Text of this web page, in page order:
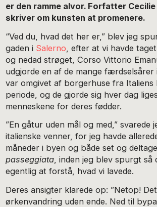
er den ramme alvor. Forfatter
skriver om kunsten at promenere.
“Ved du, hvad det her er,” blev jeg
gaden i Salerno , efter at vi havde
og nedad strøget, Corso Vittorio
udgjorde en af de mange færdselsårer
var omgivet af borgerhuse fra Italiens
periode, og de gjorde sig hver dag
menneskene for deres fødder.
”En gåtur uden mål og med,” svarede
italienske venner, for jeg havde
måneder i byen og både set og
passeggiata, inden jeg blev spurgt så
egentlig at forstå, hvad vi lavede.
Deres ansigter klarede op: ”Netop!
ørkenvandring uden ende. Ned til